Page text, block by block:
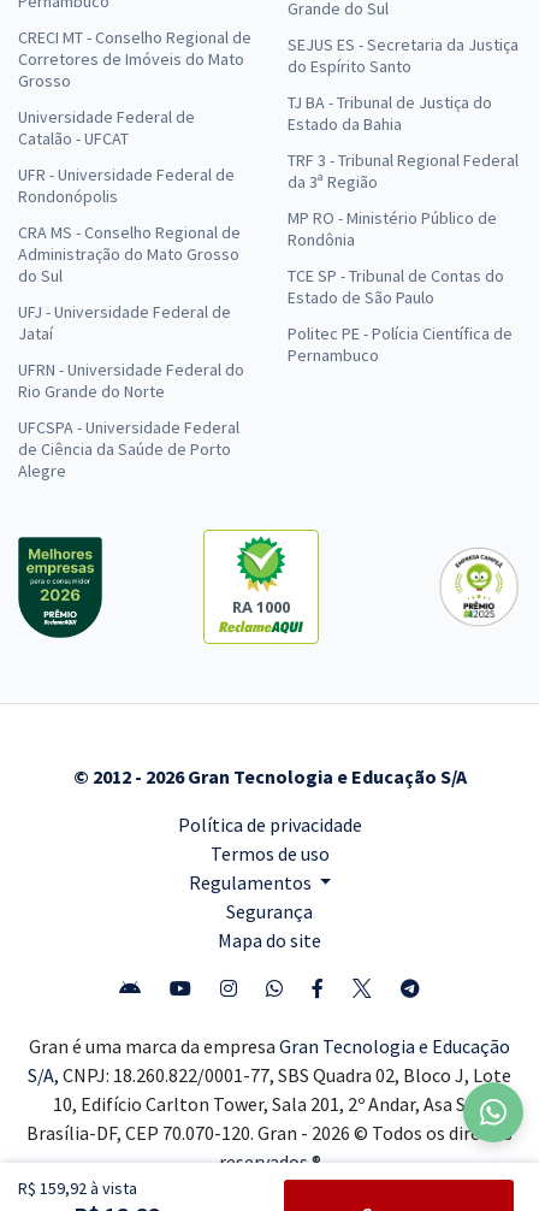
R$ 159,92 à vista
CRECI MT - Conselho Regional de
Corretores de Imóveis do Mato
Grosso
Universidade Federal de
Catalão - UFCAT
UFR - Universidade Federal de
Rondonópolis
CRA MS - Conselho Regional de
Administração do Mato Grosso
do Sul
UFJ - Universidade Federal de
Jataí
UFRN - Universidade Federal do
Rio Grande do Norte
UFCSPA - Universidade Federal
de Ciência da Saúde de Porto
Alegre
Grande do Sul
SEJUS ES - Secretaria da Justiça
do Espírito Santo
TJ BA - Tribunal de Justiça do
Estado da Bahia
TRF 3 - Tribunal Regional Federal
da 3ª Região
MP RO - Ministério Público de
Rondônia
TCE SP - Tribunal de Contas do
Estado de São Paulo
Politec PE - Polícia Científica de
Pernambuco
RA 1000
© 2012 - 2026 Gran Tecnologia e Educação S/A
Política de privacidade
Termos de uso
Regulamentos
Segurança
Mapa do site
Gran é uma marca da empresa Gran Tecnologia e Educação
S/A, CNPJ: 18.260.822/0001-77, SBS Quadra 02, Bloco J, Lote
10, Edifício Carlton Tower, Sala 201, 2º Andar, Asa Sul,
Brasília-DF, CEP 70.070-120. Gran - 2026 © Todos os direitos
reservados ®